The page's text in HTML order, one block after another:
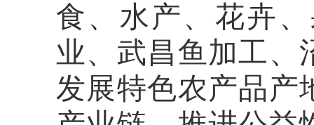
食、水产、花卉
业、武昌鱼加工、
发展特色农产品产